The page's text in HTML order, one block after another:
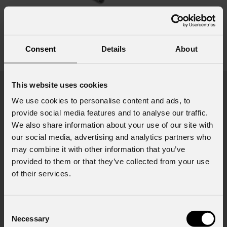
Consent Details About
This website uses cookies
We use cookies to personalise content and ads, to
provide social media features and to analyse our traffic.
We also share information about your use of our site with
our social media, advertising and analytics partners who
may combine it with other information that you’ve
provided to them or that they’ve collected from your use
of their services.
Selection
Necessary
vedi varianti
Prodotti in evidenza